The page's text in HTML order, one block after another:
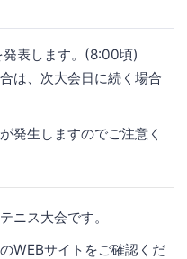
表します。(8:00頃)
は、次大会日に続く場合
発生しますのでご注意く
ニス大会です。
WEBサイトをご確認くだ